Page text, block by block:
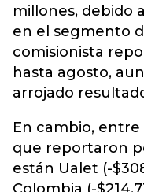
millones, debido
en el segmento
comisionista
hasta agosto,
arrojado
En cambio, entre
que reportaron
están Ualet (-